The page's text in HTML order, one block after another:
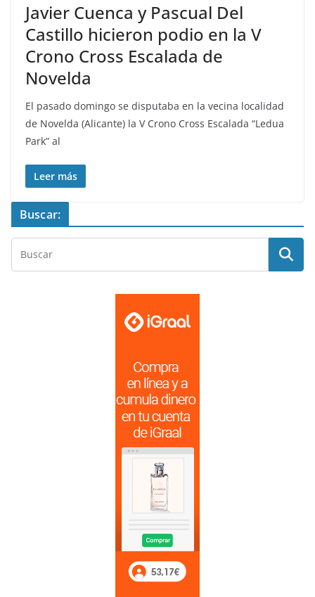
Javier Cuenca y Pascual Del
Castillo hicieron podio en la V
Crono Cross Escalada de
Novelda
El pasado domingo se disputaba en la vecina localidad
de Novelda (Alicante) la V Crono Cross Escalada “Ledua
Park” al
Leer más
Buscar: